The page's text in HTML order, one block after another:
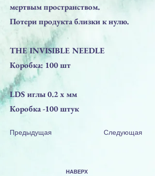
мертвым пространством.
Потери продукта близки к нулю.
THE INVISIBLE NEEDLE
Коробка: 100 шт
LDS иглы 0.2 x мм
Коробка -100 штук
Предыдущая Следующая
НАВЕРХ